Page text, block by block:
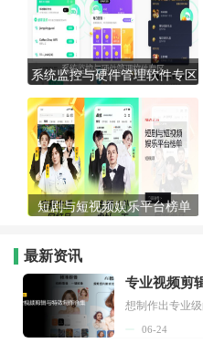
系统监控与硬件管理软件专区
短剧与短视频娱乐平台榜单
最新资讯
专业视频剪
06-24